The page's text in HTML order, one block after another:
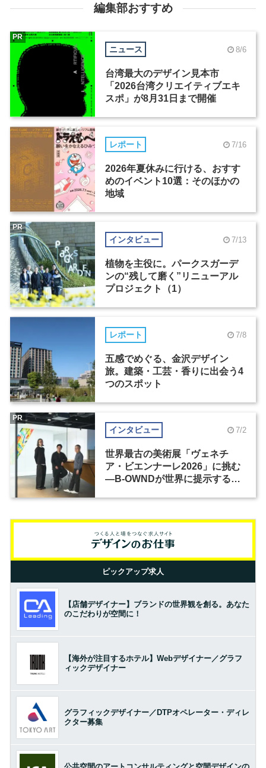
編集部おすすめ
ニュース 8/6
台湾最大のデザイン見本市
「2026台湾クリエイティブエキ
スポ」が8月31日まで開催
PR
レポート 7/16
2026年夏休みに行ける、おすす
めのイベント10選：そのほかの
地域
インタビュー 7/13
植物を主役に。パークスガーデ
ンの“残して磨く”リニューアル
プロジェクト（1）
PR
レポート 7/8
五感でめぐる、金沢デザイン
旅。建築・工芸・香りに出会う4
つのスポット
インタビュー 7/2
世界最古の美術展「ヴェネチ
ア・ビエンナーレ2026」に挑む
―B-OWNDが世界に提示する美
PR
ピックアップ求人
【店舗デザイナー】ブランドの世界観を創る。あなた
のこだわりが空間に！
【海外が注目するホテル】Webデザイナー／グラフ
ィックデザイナー
グラフィックデザイナー／DTPオペレーター・ディレ
クター募集